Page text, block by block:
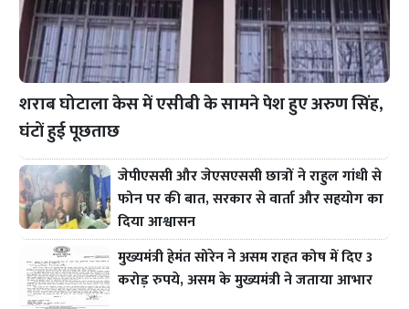
शराब घोटाला केस में एसीबी के सामने पेश हुए अरुण सिंह,
घंटों हुई पूछताछ
जेपीएससी और जेएसएससी छात्रों ने राहुल गांधी से
फोन पर की बात, सरकार से वार्ता और सहयोग का
दिया आश्वासन
मुख्यमंत्री हेमंत सोरेन ने असम राहत कोष में दिए 3
करोड़ रुपये, असम के मुख्यमंत्री ने जताया आभार